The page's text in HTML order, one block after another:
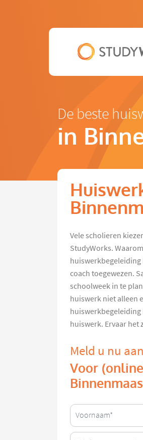
De beste
in
Vele scholieren
StudyWorks.
coach toegewezen.
schoolweek in te
huiswerk niet alleen
huiswerkbegeleiding
huiswerk. Ervaar het
Meld u nu aan
Voor
Binnenmaas